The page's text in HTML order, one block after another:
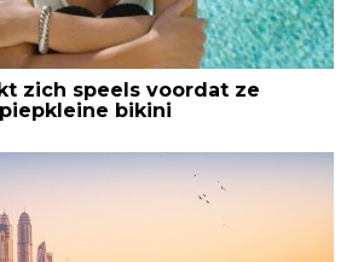
zich speels voordat ze
bikini